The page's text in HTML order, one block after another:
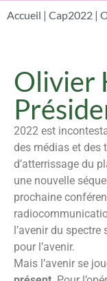
Accueil | Cap2022 |
Olivier
2022 est
des médias et des
d’atterrissage du
une nouvelle
prochaine
l’avenir du
pour l’avenir.
Mais l’avenir se